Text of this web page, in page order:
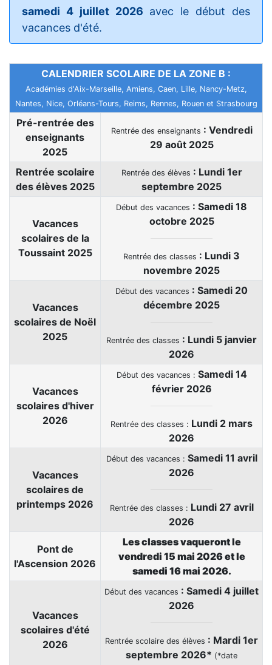
samedi 4 juillet 2026 avec le début des
vacances d'été.
CALENDRIER SCOLAIRE DE LA ZONE B :
Académies d'Aix-Marseille, Amiens, Caen, Lille, Nancy-Metz,
Nantes, Nice, Orléans-Tours, Reims, Rennes, Rouen et Strasbourg
Pré-rentrée des
enseignants
2025
Rentrée des enseignants : Vendredi
29 août 2025
Rentrée scolaire
des élèves 2025
Rentrée des élèves : Lundi 1er
septembre 2025
Vacances
scolaires de la
Toussaint 2025
Début des vacances : Samedi 18
octobre 2025
Rentrée des classes : Lundi 3
novembre 2025
Vacances
scolaires de Noël
2025
Début des vacances : Samedi 20
décembre 2025
Rentrée des classes : Lundi 5 janvier
2026
Vacances
scolaires d'hiver
2026
Début des vacances : Samedi14
février 2026
Rentrée des classes : Lundi 2 mars
2026
Vacances
scolaires de
printemps 2026
Début des vacances : Samedi 11 avril
2026
Rentrée des classes : Lundi 27 avril
2026
Pont de
l'Ascension 2026
Les classes vaqueront le
vendredi 15 mai 2026 et le
samedi 16 mai 2026.
Vacances
scolaires d'été
2026
Début des vacances : Samedi 4 juillet
2026
Rentrée scolaire des élèves : Mardi 1er
septembre 2026* (*date